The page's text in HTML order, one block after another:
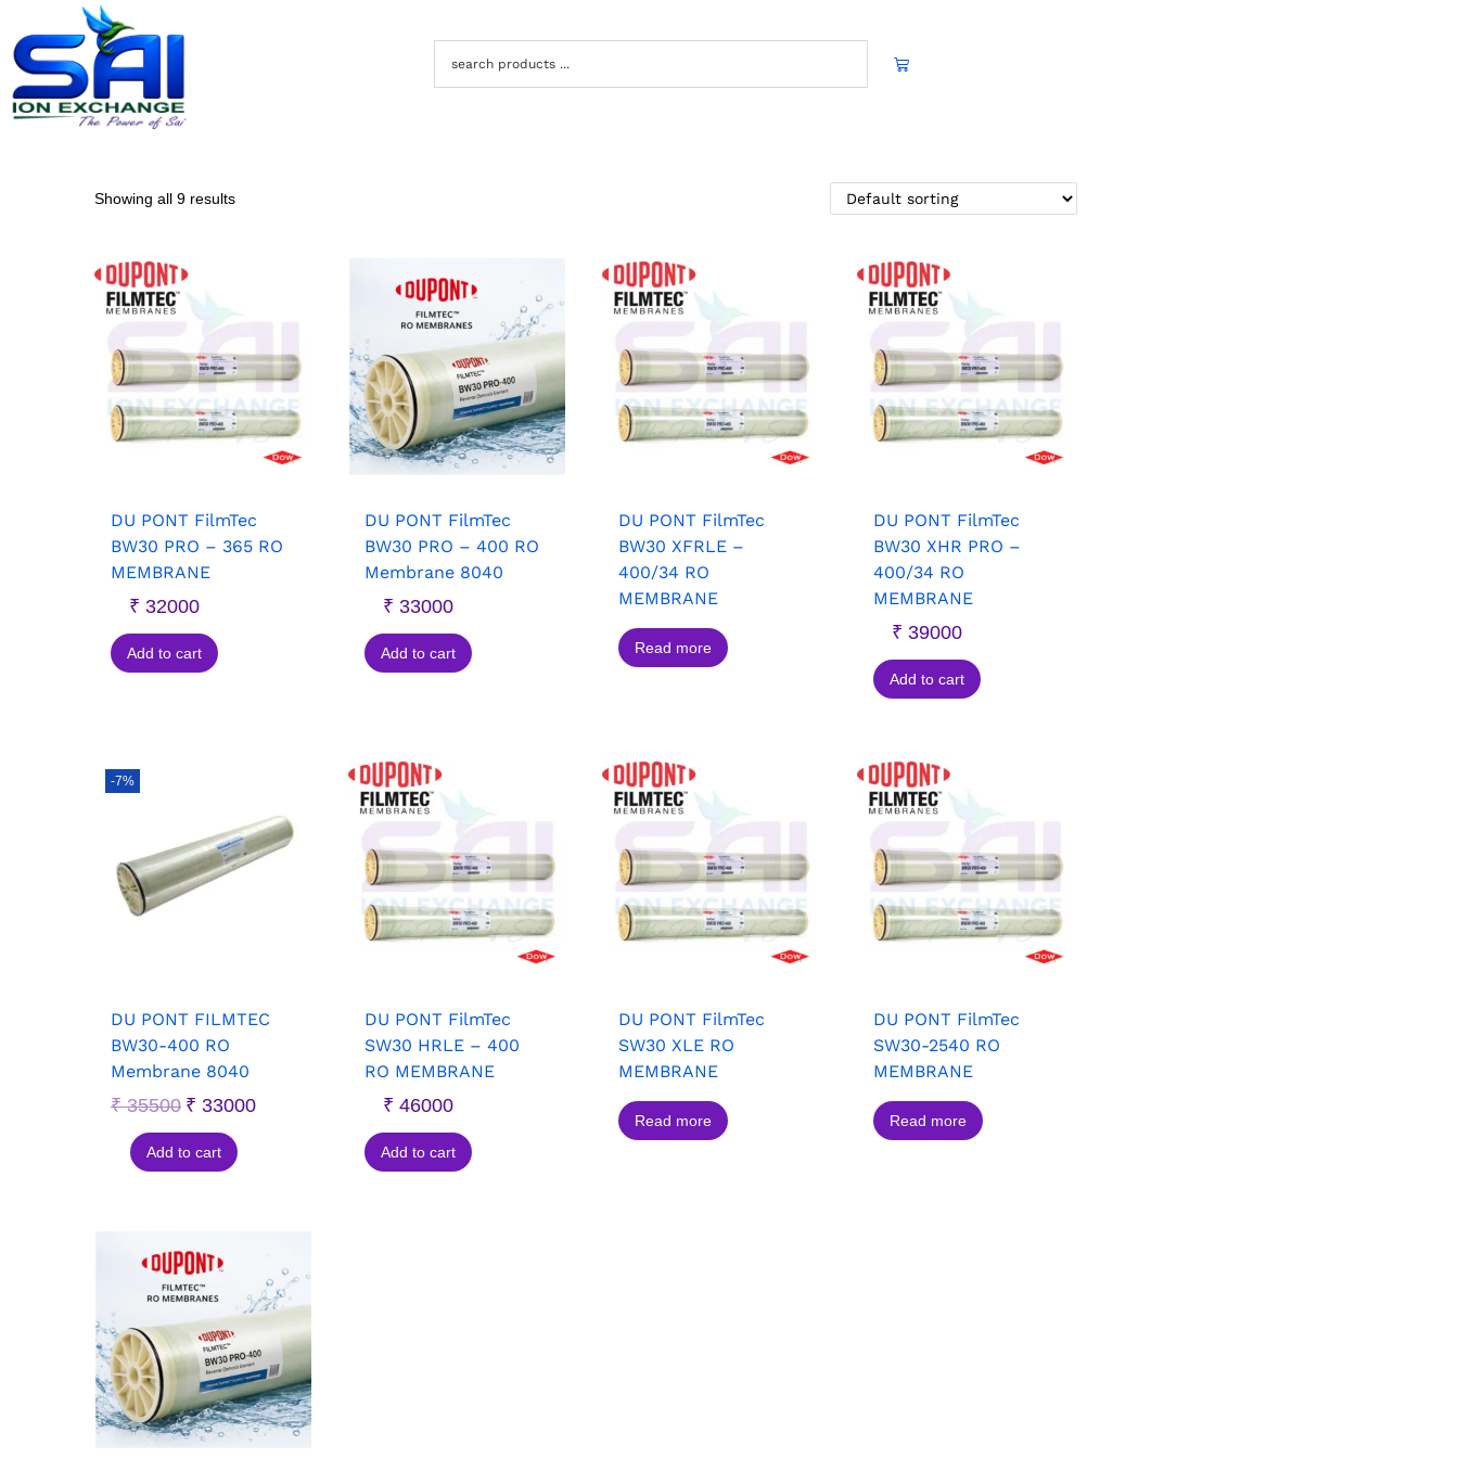
Showing all 9 results
DU PONT FilmTec
BW30 PRO – 365 RO
MEMBRANE
₹ 32000
Add to cart
DU PONT FilmTec
BW30 PRO – 400 RO
Membrane 8040
₹ 33000
Add to cart
DU PONT FilmTec
BW30 XFRLE –
400/34 RO
MEMBRANE
Read more
DU PONT FilmTec
BW30 XHR PRO –
400/34 RO
MEMBRANE
₹ 39000
Add to cart
-7%
DU PONT FILMTEC
BW30-400 RO
Membrane 8040
₹35500 ₹ 33000
Add to cart
DU PONT FilmTec
SW30 HRLE – 400
RO MEMBRANE
₹ 46000
Add to cart
DU PONT FilmTec
SW30 XLE RO
MEMBRANE
Read more
DU PONT FilmTec
SW30-2540 RO
MEMBRANE
Read more